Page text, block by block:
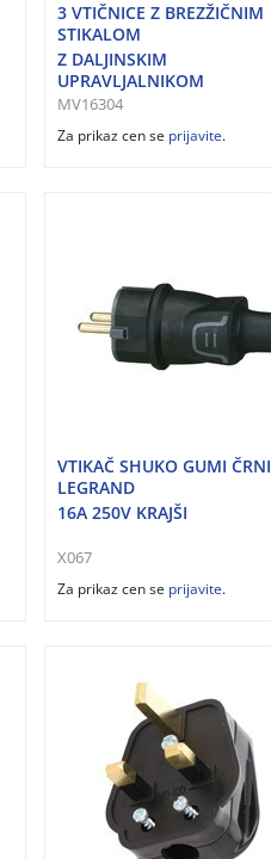
3 VTIČNICE Z BREZŽIČNIM
STIKALOM
Z DALJINSKIM
UPRAVLJALNIKOM
MV16304
Za prikaz cen se prijavite.
VTIKAČ SHUKO GUMI ČRNI
LEGRAND
16A 250V KRAJŠI
X067
Za prikaz cen se prijavite.